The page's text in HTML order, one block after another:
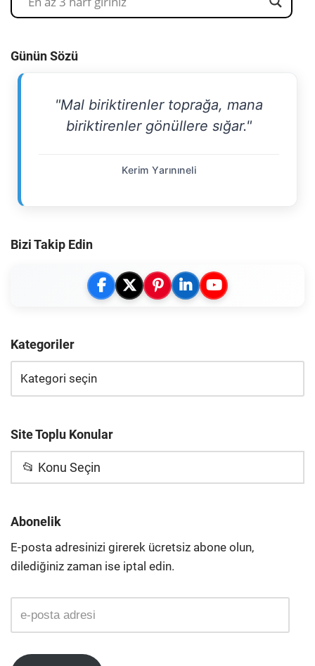
Günün Sözü
"Mal biriktirenler toprağa, mana
biriktirenler gönüllere sığar."
Kerim Yarınıneli
Bizi Takip Edin
Kategoriler
Site Toplu Konular
📂 Konu Seçin
Abonelik
E-posta adresinizi girerek ücretsiz abone olun,
dilediğiniz zaman ise iptal edin.